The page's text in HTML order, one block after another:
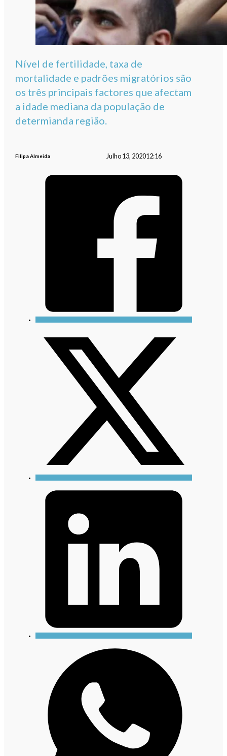
Nível de fertilidade, taxa de
mortalidade e padrões migratórios são
os três principais factores que afectam
a idade mediana da população de
determianda região.
Filipa Almeida Julho 13, 202012:16